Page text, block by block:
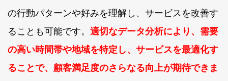
の行動パターンや好みを理解し、サービスを改善す
ることも可能です。 適切なデータ分析により、需要
の高い時間帯や地域を特定し、サービスを最適化す
ることで、顧客満足度のさらなる向上が期待できま